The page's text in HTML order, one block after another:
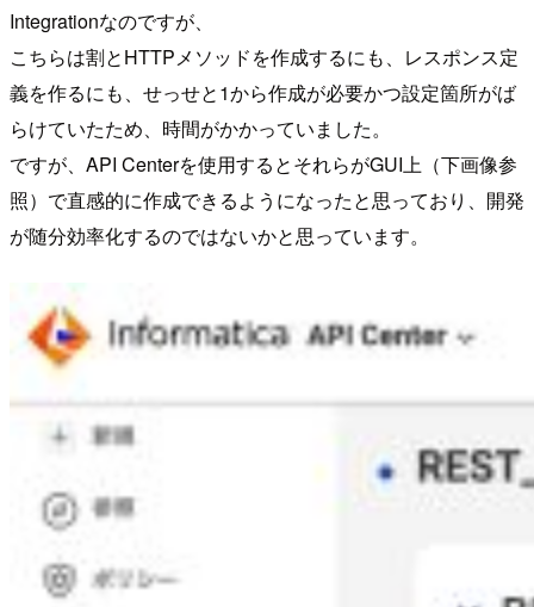
Integrationなのですが、
こちらは割とHTTPメソッドを作成するにも、レスポンス定
義を作るにも、せっせと1から作成が必要かつ設定箇所がば
らけていたため、時間がかかっていました。
ですが、API Centerを使用するとそれらがGUI上（下画像参
照）で直感的に作成できるようになったと思っており、開発
が随分効率化するのではないかと思っています。